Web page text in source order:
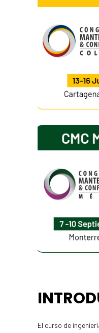
El curso de